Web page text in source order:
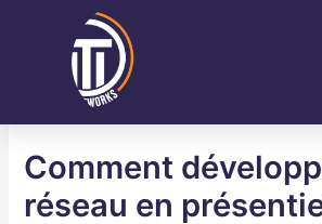
Comment
réseau en
navigation